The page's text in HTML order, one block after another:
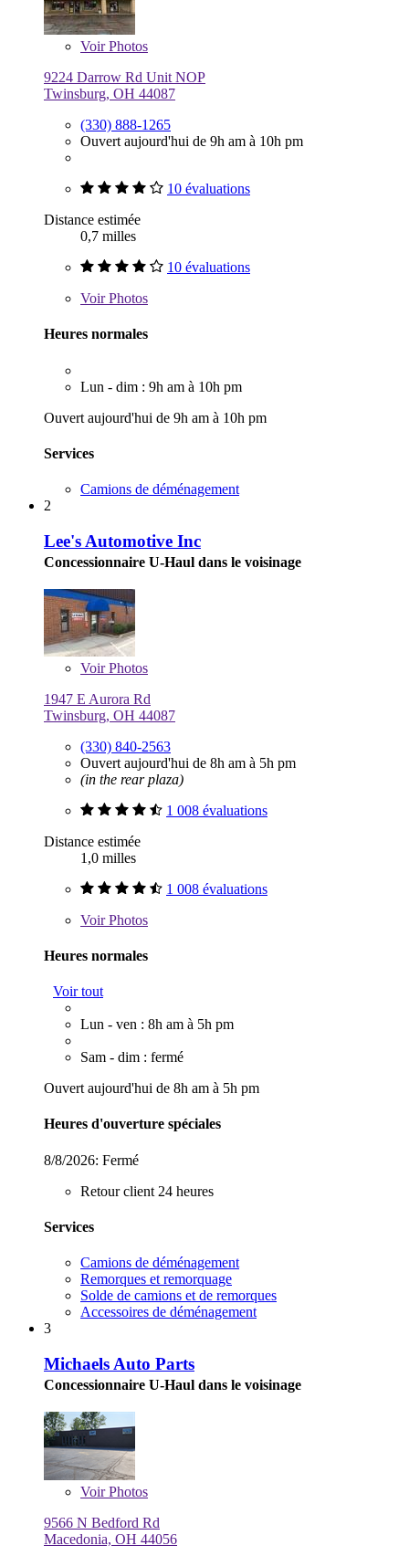
VoirPhotos
9224 Darrow Rd Unit NOP
Twinsburg, OH 44087
(330) 888-1265
Ouvert aujourd'hui de 9h am à 10h pm
10 évaluations
Distance estimée
0,7 milles
10 évaluations
VoirPhotos
Heures normales
Lun - dim : 9h am à 10h pm
Ouvert aujourd'hui de 9h am à 10h pm
Services
Camions de déménagement
2
Lee's Automotive Inc
Concessionnaire U-Haul dans le voisinage
VoirPhotos
1947 E Aurora Rd
Twinsburg, OH 44087
(330) 840-2563
Ouvert aujourd'hui de 8h am à 5h pm
(in the rear plaza)
1 008 évaluations
Distance estimée
1,0 milles
1 008 évaluations
VoirPhotos
Heures normales
Voir tout
Lun - ven : 8h am à 5h pm
Sam - dim : fermé
Ouvert aujourd'hui de 8h am à 5h pm
Heures d'ouverture spéciales
8/8/2026: Fermé
Retour client 24 heures
Services
Camions de déménagement
Remorques et remorquage
Solde de camions et de remorques
Accessoires de déménagement
3
Michaels Auto Parts
Concessionnaire U-Haul dans le voisinage
VoirPhotos
9566 N Bedford Rd
Macedonia, OH 44056